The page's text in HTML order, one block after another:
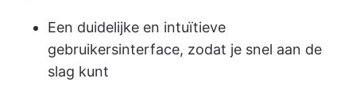
Een duidelijke en intuïtieve
gebruikersinterface, zodat je snel aan de
slag kunt